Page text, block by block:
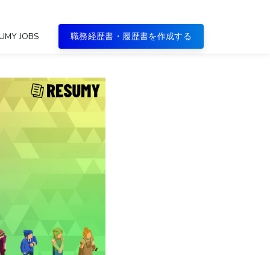
JOBS 職務経歴書・履歴書を作成する